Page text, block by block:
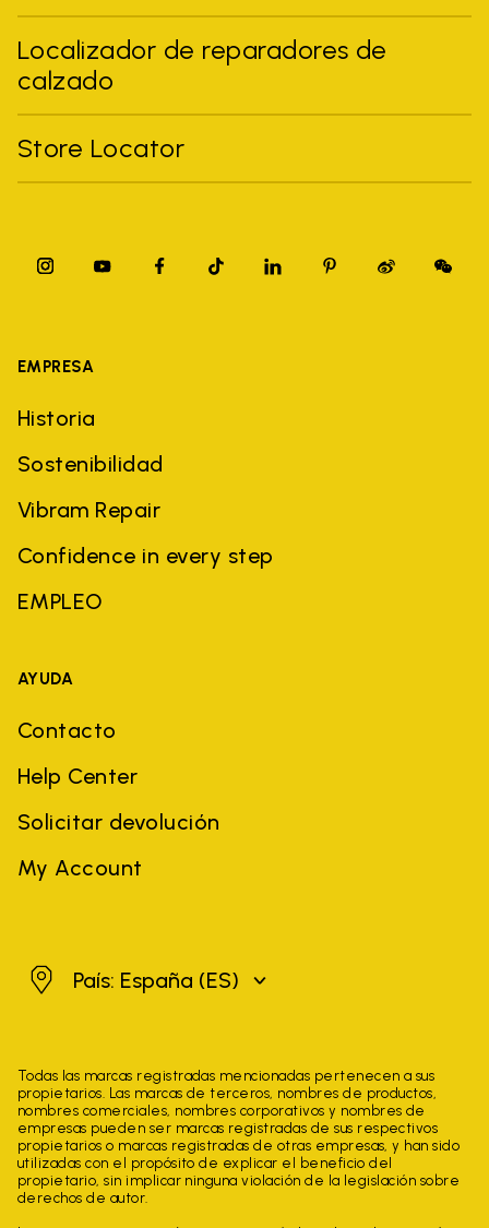
Localizador de reparadores de
calzado
Store Locator
EMPRESA
Historia
Sostenibilidad
Vibram Repair
Confidence in every step
EMPLEO
AYUDA
Contacto
Help Center
Solicitar devolución
My Account
EspañaPaís: España (ES)
Todas las marcas registradas mencionadas pertenecen a sus
propietarios. Las marcas de terceros, nombres de productos,
nombres comerciales, nombres corporativos y nombres de
empresas pueden ser marcas registradas de sus respectivos
propietarios o marcas registradas de otras empresas, y han sido
utilizadas con el propósito de explicar el beneficio del
propietario, sin implicar ninguna violación de la legislación sobre
derechos de autor.